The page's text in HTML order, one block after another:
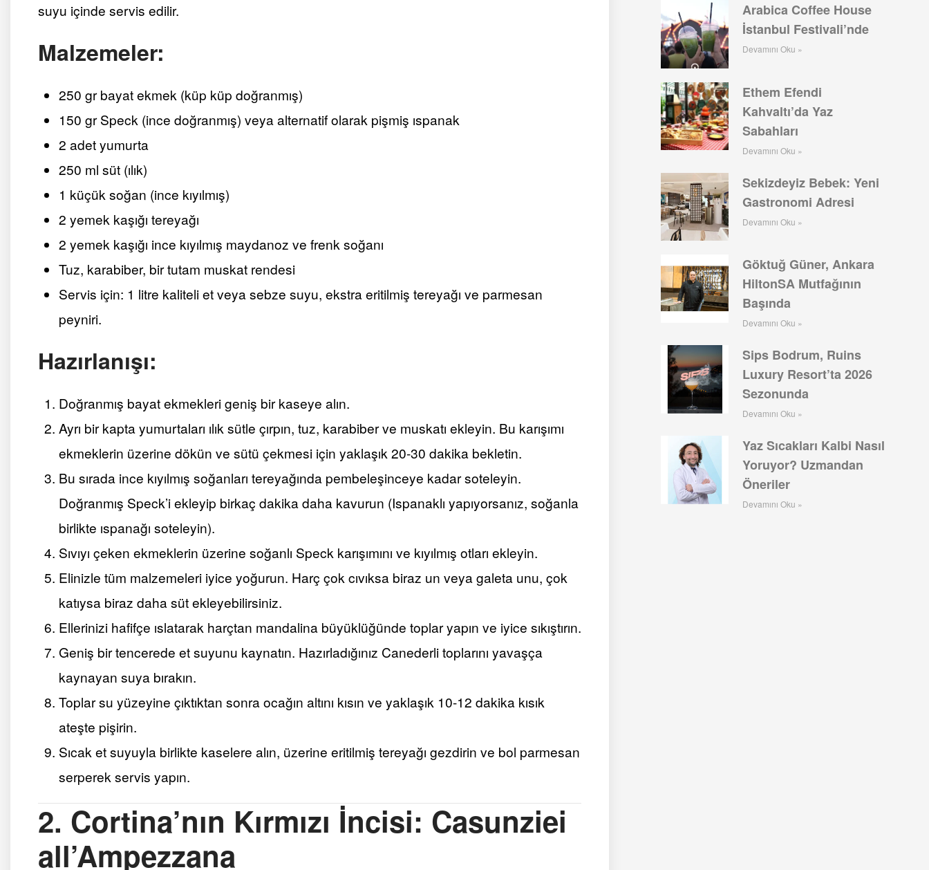
suyu içinde servis edilir.
Malzemeler:
250 gr bayat ekmek (küp küp doğranmış)
150 gr Speck (ince doğranmış) veya alternatif olarak pişmiş ıspanak
2 adet yumurta
250 ml süt (ılık)
1 küçük soğan (ince kıyılmış)
2 yemek kaşığı tereyağı
2 yemek kaşığı ince kıyılmış maydanoz ve frenk soğanı
Tuz, karabiber, bir tutam muskat rendesi
Servis için: 1 litre kaliteli et veya sebze suyu, ekstra eritilmiş tereyağı ve parmesan
peyniri.
Hazırlanışı:
Doğranmış bayat ekmekleri geniş bir kaseye alın.
Ayrı bir kapta yumurtaları ılık sütle çırpın, tuz, karabiber ve muskatı ekleyin. Bu karışımı
ekmeklerin üzerine dökün ve sütü çekmesi için yaklaşık 20-30 dakika bekletin.
Bu sırada ince kıyılmış soğanları tereyağında pembeleşinceye kadar soteleyin.
Doğranmış Speck’i ekleyip birkaç dakika daha kavurun (Ispanaklı yapıyorsanız, soğanla
birlikte ıspanağı soteleyin).
Sıvıyı çeken ekmeklerin üzerine soğanlı Speck karışımını ve kıyılmış otları ekleyin.
Elinizle tüm malzemeleri iyice yoğurun. Harç çok cıvıksa biraz un veya galeta unu, çok
katıysa biraz daha süt ekleyebilirsiniz.
Ellerinizi hafifçe ıslatarak harçtan mandalina büyüklüğünde toplar yapın ve iyice sıkıştırın.
Geniş bir tencerede et suyunu kaynatın. Hazırladığınız Canederli toplarını yavaşça
kaynayan suya bırakın.
Toplar su yüzeyine çıktıktan sonra ocağın altını kısın ve yaklaşık 10-12 dakika kısık
ateşte pişirin.
Sıcak et suyuyla birlikte kaselere alın, üzerine eritilmiş tereyağı gezdirin ve bol parmesan
serperek servis yapın.
2. Cortina’nın Kırmızı İncisi: Casunziei
all’Ampezzana
Arabica Coffee House
İstanbul Festivali’nde
Devamını Oku »
Ethem Efendi
Kahvaltı’da Yaz
Sabahları
Devamını Oku »
Sekizdeyiz Bebek: Yeni
Gastronomi Adresi
Devamını Oku »
Göktuğ Güner, Ankara
HiltonSA Mutfağının
Başında
Devamını Oku »
Sips Bodrum, Ruins
Luxury Resort’ta 2026
Sezonunda
Devamını Oku »
Yaz Sıcakları Kalbi Nasıl
Yoruyor? Uzmandan
Öneriler
Devamını Oku »